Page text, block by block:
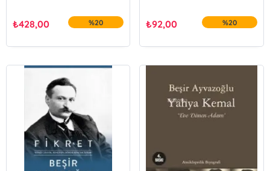
₺428,00 %20 ₺92,00 %20